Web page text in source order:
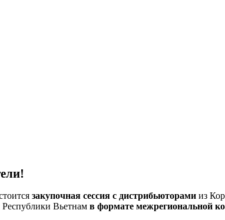
закупочная сессия с дистрибьюторами из
Вьетнам в формате межрегиональной